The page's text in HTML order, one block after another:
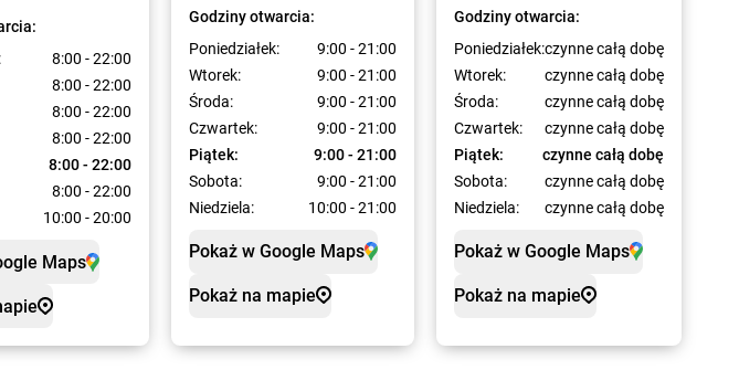
8:00 - 22:00
8:00 - 22:00
8:00 - 22:00
8:00 - 22:00
8:00 - 22:00
8:00 - 22:00
10:00 - 20:00
Maps
Godziny otwarcia:
Poniedziałek:
9:00 - 21:00
Wtorek:
9:00 - 21:00
Środa:
9:00 - 21:00
Czwartek:
9:00 - 21:00
Piątek:
9:00 - 21:00
Sobota:
9:00 - 21:00
Niedziela:
10:00 - 21:00
Pokaż w Google Maps
Pokaż na mapie
Godziny otwarcia:
Poniedziałek:czynne całą dobę
Wtorek:
czynne całą dobę
Środa:
czynne całą dobę
Czwartek:
czynne całą dobę
Piątek:
czynne całą dobę
Sobota:
czynne całą dobę
Niedziela:
czynne całą dobę
Pokaż w Google Maps
Pokaż na mapie